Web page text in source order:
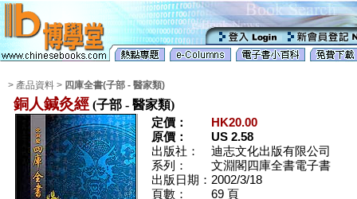
> 產品資料 > 四庫全書(子部 - 醫家類)
銅人鍼灸經 (子部 - 醫家類)
定價：
HK20.00
原價：
US 2.58
出版社：
迪志文化出版有限公司
系列：
文淵閣四庫全書電子書
出版日期： 2002/3/18
頁數：
69 頁